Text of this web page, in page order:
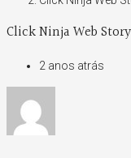
Click Ninja Web
2 anos atrás